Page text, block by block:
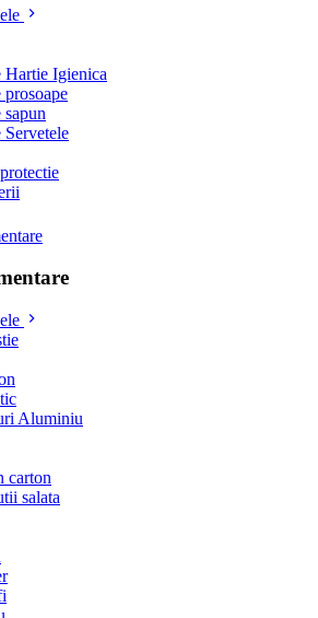
Hartie Igienica
prosoape
sapun
Servetele
Aluminiu
carton
salata